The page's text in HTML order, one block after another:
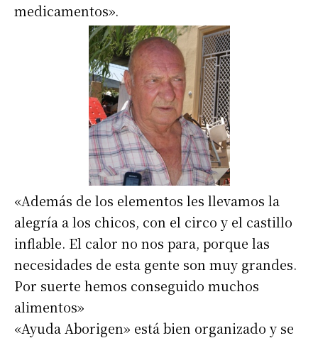
medicamentos».
«Además de los elementos les llevamos la
alegría a los chicos, con el circo y el castillo
inflable. El calor no nos para, porque las
necesidades de esta gente son muy grandes.
Por suerte hemos conseguido muchos
alimentos»
«Ayuda Aborigen» está bien organizado y se